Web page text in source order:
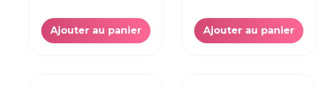
Ajouter au panier Ajouter au panier